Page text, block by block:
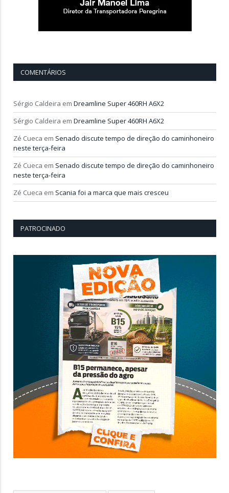
COMENTÁRIOS
Sérgio Caldeira em Dreamline Super 460RH A6X2
Sérgio Caldeira em Dreamline Super 460RH A6X2
Zé Cueca em Senado discute tempo de direção do caminhoneiro
neste terça-feira
Zé Cueca em Senado discute tempo de direção do caminhoneiro
neste terça-feira
Zé Cueca em Scania foi a marca que mais cresceu
PATROCINADO